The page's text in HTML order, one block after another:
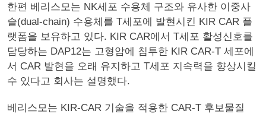
한편 베리스모는 NK세포 수용체 구조와 유사한 이중사
슬(dual-chain) 수용체를 T세포에 발현시킨 KIR CAR 플
랫폼을 보유하고 있다. KIR CAR에서 T세포 활성신호를
담당하는 DAP12는 고형암에 침투한 KIR CAR-T 세포에
서 CAR 발현을 오래 유지하고 T세포 지속력을 향상시킬
수 있다고 회사는 설명했다.
베리스모는 KIR-CAR 기술을 적용한 CAR-T 후보물질